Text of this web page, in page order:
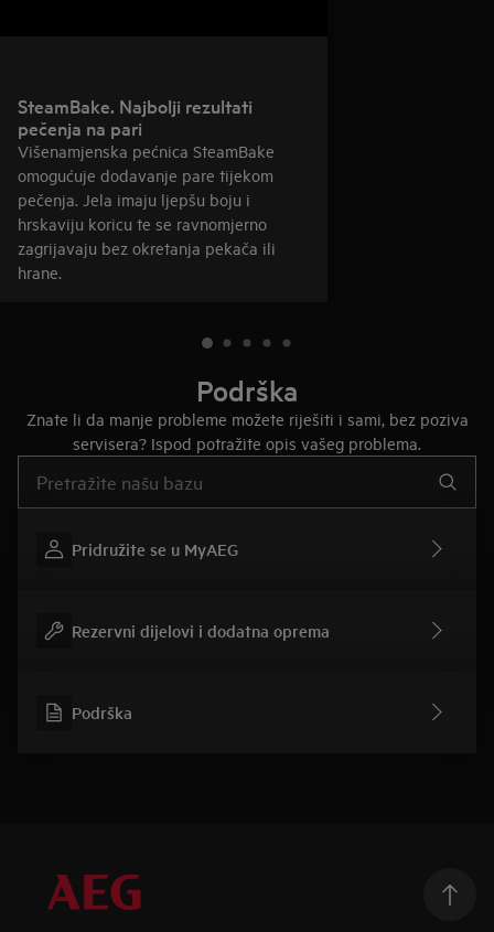
SteamBake. Najbolji rezultati
pečenja na pari
Višenamjenska pećnica SteamBake
omogućuje dodavanje pare tijekom
pečenja. Jela imaju ljepšu boju i
hrskaviju koricu te se ravnomjerno
zagrijavaju bez okretanja pekača ili
hrane.
Podrška
Znate li da manje probleme možete riješiti i sami, bez poziva
servisera? Ispod potražite opis vašeg problema.
Pridružite se u MyAEG
Rezervni dijelovi i dodatna oprema
Podrška